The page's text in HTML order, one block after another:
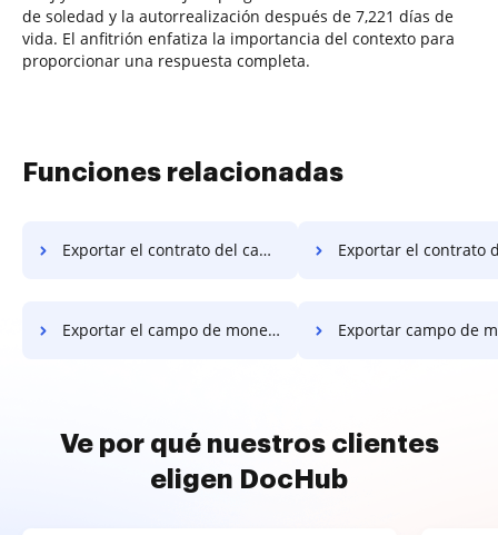
de soledad y la autorrealización después de 7,221 días de
vida. El anfitrión enfatiza la importancia del contexto para
proporcionar una respuesta completa.
Funciones relacionadas
Exportar el contrato del campo de moneda de la UE en Macbook Exportar el contrato del campo de moneda de la UE
Exportar el campo de moneda de la UE en el sitio web Exportar campo de moneda de la UE
Ve por qué nuestros clientes
eligen DocHub